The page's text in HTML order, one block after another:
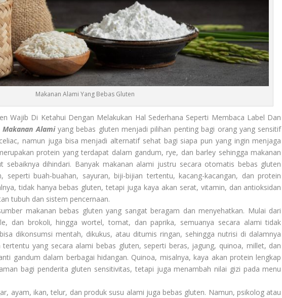
Makanan Alami Yang Bebas Gluten
Wajib Di Ketahui Dengan Melakukan Hal Sederhana Seperti Membaca Label Dan
Makanan Alamiyang bebas gluten menjadi pilihan penting bagi orang yang sensitif
namun juga bisa menjadi alternatif sehat bagi siapa pun yang ingin menjaga
protein yang terdapat dalam gandum, rye, dan barley sehingga makanan
sebaiknya dihindari. Banyak makanan alami justru secara otomatis bebas gluten
seperti buah-buahan, sayuran, biji-bijian tertentu, kacang-kacangan, dan protein
tidak hanya bebas gluten, tetapi juga kaya akan serat, vitamin, dan antioksidan
tubuh dan sistem pencernaan.
makanan bebas gluten yang sangat beragam dan menyehatkan. Mulai dari
dan brokoli, hingga wortel, tomat, dan paprika, semuanya secara alami tidak
dikonsumsi mentah, dikukus, atau ditumis ringan, sehingga nutrisi di dalamnya
yang secara alami bebas gluten, seperti beras, jagung, quinoa, millet, dan
gandum dalam berbagai hidangan. Quinoa, misalnya, kaya akan protein lengkap
bagi penderita gluten sensitivitas, tetapi juga menambah nilai gizi pada menu
ayam, ikan, telur, dan produk susu alami juga bebas gluten. Namun, psikolog atau